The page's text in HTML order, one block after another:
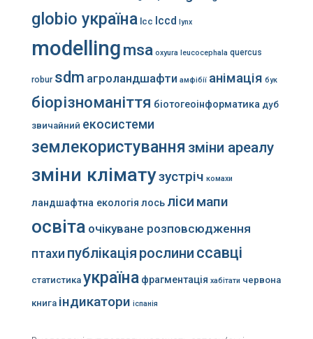
globio україна lcc lccd lynx
modellingmsa oxyura leucocephala quercus
robur sdm агроландшафти амфібії анімація бук
біорізноманіття біотогеоінформатика дуб
звичайний екосистеми
землекористування зміни ареалу
зміни кліматузустріч комахи
ландшафтна екологія лось ліси мапи
освіта очікуване розповсюдження
птахи публікація рослини ссавці
статистика україна фрагментація хабітати червона
книга індикатори іспанія